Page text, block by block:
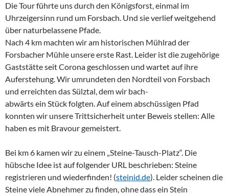
Die Tour führte uns durch den Königsforst, einmal im
Uhrzeigersinn rund um Forsbach. Und sie verlief weitgehend
über naturbelassene Pfade.
Nach 4 km machten wir am historischen Mühlrad der
Forsbacher Mühle unsere erste Rast. Leider ist die zugehörige
Gaststätte seit Corona geschlossen und wartet auf ihre
Auferstehung. Wir umrundeten den Nordteil von Forsbach
und erreichten das Sülztal, dem wir bach-
abwärts ein Stück folgten. Auf einem abschüssigen Pfad
konnten wir unsere Trittsicherheit unter Beweis stellen: Alle
haben es mit Bravour gemeistert.
Bei km 6 kamen wir zu einem „Steine-Tausch-Platz“. Die
hübsche Idee ist auf folgender URL beschrieben: Steine
registrieren und wiederfinden! (steinid.de). Leider scheinen die
Steine viele Abnehmer zu finden, ohne dass ein Stein